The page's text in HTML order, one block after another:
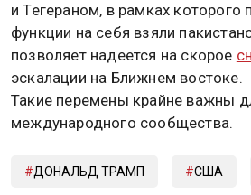
и Тегераном, в рамках которого
функции на себя взяли
позволяет надеется на скорое
эскалации на Ближнем востоке.
Такие перемены крайне важны
международного сообщества.
ДОНАЛЬД ТРАМП США